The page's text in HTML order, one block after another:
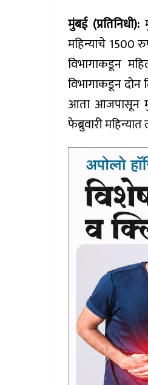
मुंबई (प्रतिनिधी):
महिन्याचे 1500
विभागाकडून
विभागाकडून दोन
आता आजपासून
फेब्रुवारी